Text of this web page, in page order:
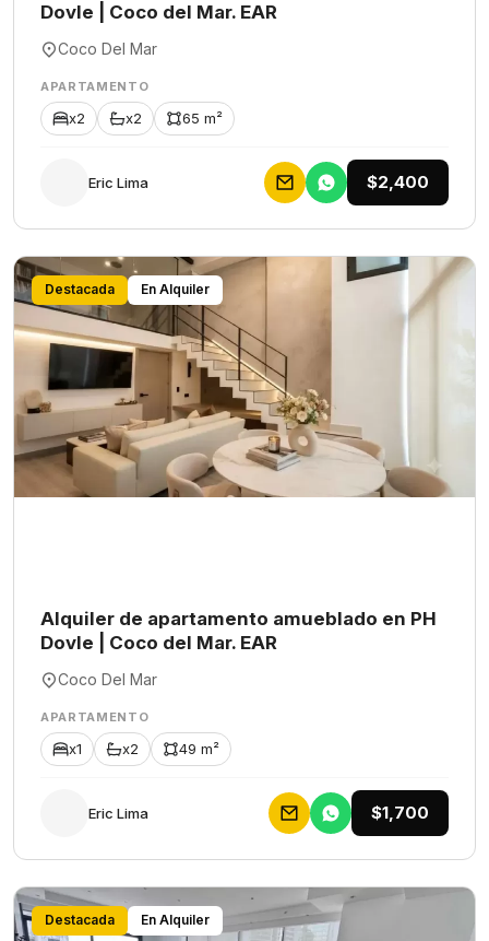
Dovle | Coco del Mar. EAR
Coco Del Mar
APARTAMENTO
x2 x2 65 m²
Eric Lima $2,400
Destacada En Alquiler
Alquiler de apartamento amueblado en PH
Dovle | Coco del Mar. EAR
Coco Del Mar
APARTAMENTO
x1 x2 49 m²
Eric Lima $1,700
Destacada En Alquiler